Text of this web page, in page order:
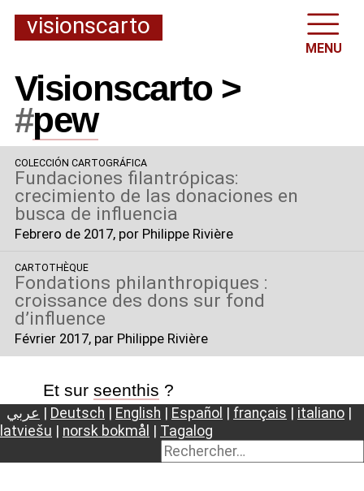
visionscarto
MENU
Visionscarto >
#pew
COLECCIÓN CARTOGRÁFICA
Fundaciones filantrópicas:
crecimiento de las donaciones en
busca de influencia
Febrero de 2017, por Philippe Rivière
CARTOTHÈQUE
Fondations philanthropiques :
croissance des dons sur fond
d’influence
Février 2017, par Philippe Rivière
Et sur seenthis ?
عربي | Deutsch | English | Español | français | italiano |
latviešu | norsk bokmål | Tagalog